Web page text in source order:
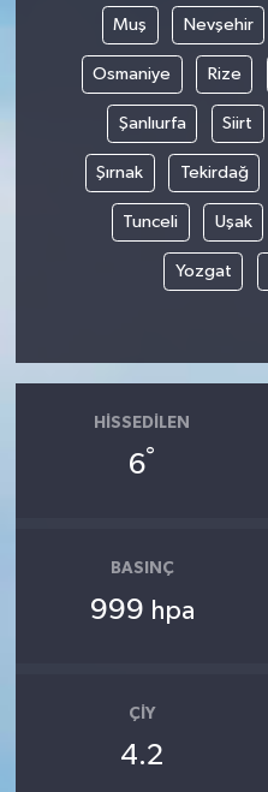
Muş Nevşehir
Osmaniye Rize
Şanlıurfa Siirt
Şırnak Tekirdağ
Tunceli Uşak
Yozgat
HISSEDILEN
6°
BASINÇ
999 hpa
ÇIY
4.2